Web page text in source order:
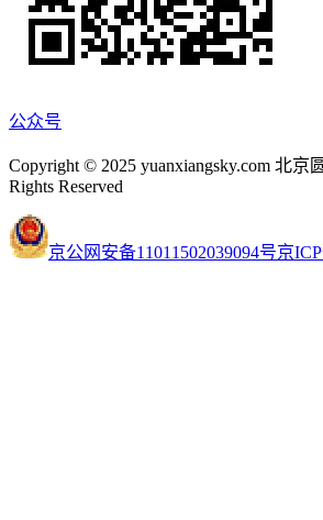
公众号
Copyright © 2025 yuanxiangsky.com 北
Rights Reserved
京公网安备11011502039094号京